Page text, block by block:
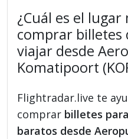
¿Cuál es el
comprar billetes
viajar desde
Komatipoort
Flightradar.live te
comprar billetes
baratos desde